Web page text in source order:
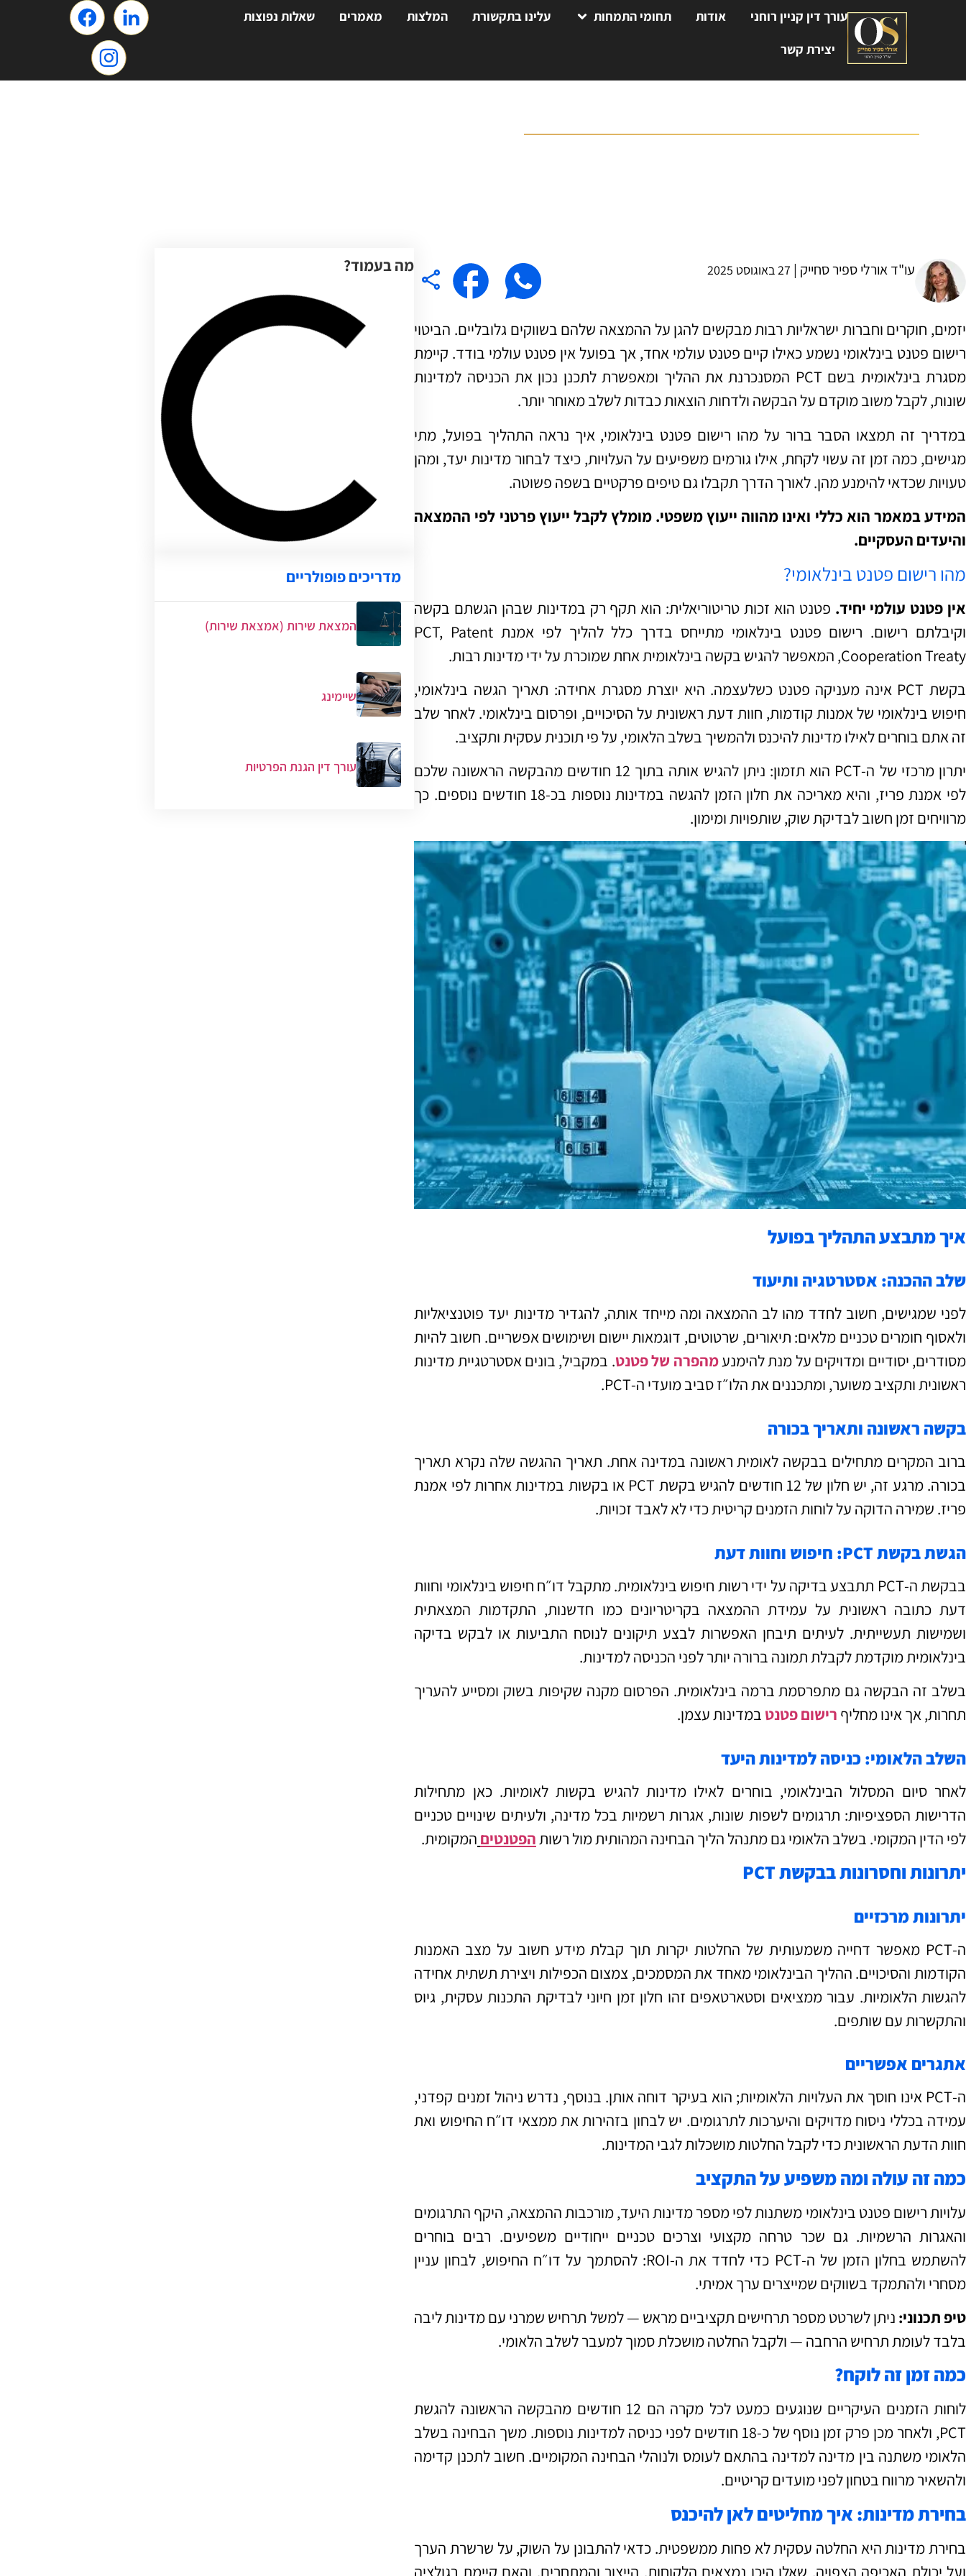
עורך דין קניין רוחני אודות תחומי התמחות עלינו בתקשורת המלצות מאמרים
שאלות נפוצות
יצירת קשר
עו"ד אורלי ספיר סחייק | 27 באוגוסט 2025
יזמים, חוקרים וחברות ישראליות רבות מבקשים להגן על ההמצאה שלהם בשווקים גלובליים. הביטוי
רישום פטנט בינלאומי נשמע כאילו קיים פטנט עולמי אחד, אך בפועל אין פטנט עולמי בודד. קיימת
מסגרת בינלאומית בשם PCT המסנכרנת את ההליך ומאפשרת לתכנן נכון את הכניסה למדינות
שונות, לקבל משוב מוקדם על הבקשה ולדחות הוצאות כבדות לשלב מאוחר יותר.
במדריך זה תמצאו הסבר ברור על מהו רישום פטנט בינלאומי, איך נראה התהליך בפועל, מתי
מגישים, כמה זמן זה עשוי לקחת, אילו גורמים משפיעים על העלויות, כיצד לבחור מדינות יעד, ומהן
טעויות שכדאי להימנע מהן. לאורך הדרך תקבלו גם טיפים פרקטיים בשפה פשוטה.
המידע במאמר הוא כללי ואינו מהווה ייעוץ משפטי. מומלץ לקבל ייעוץ פרטני לפי ההמצאה
והיעדים העסקיים.
מהו רישום פטנט בינלאומי?
אין פטנט עולמי יחיד. פטנט הוא זכות טריטוריאלית: הוא תקף רק במדינות שבהן הגשתם בקשה
וקיבלתם רישום. רישום פטנט בינלאומי מתייחס בדרך כלל להליך לפי אמנת PCT, Patent
Cooperation Treaty, המאפשר להגיש בקשה בינלאומית אחת שמוכרת על ידי מדינות רבות.
בקשת PCT אינה מעניקה פטנט כשלעצמה. היא יוצרת מסגרת אחידה: תאריך הגשה בינלאומי,
חיפוש בינלאומי של אמנות קודמות, חוות דעת ראשונית על הסיכויים, ופרסום בינלאומי. לאחר שלב
זה אתם בוחרים לאילו מדינות להיכנס ולהמשיך בשלב הלאומי, על פי תוכנית עסקית ותקציב.
יתרון מרכזי של ה‑PCT הוא תזמון: ניתן להגיש אותה בתוך 12 חודשים מהבקשה הראשונה שלכם
לפי אמנת פריז, והיא מאריכה את חלון הזמן להגשה במדינות נוספות בכ‑18 חודשים נוספים. כך
מרוויחים זמן חשוב לבדיקת שוק, שותפויות ומימון.
איך מתבצע התהליך בפועל
שלב ההכנה: אסטרטגיה ותיעוד
לפני שמגישים, חשוב לחדד מהו לב ההמצאה ומה מייחד אותה, להגדיר מדינות יעד פוטנציאליות
ולאסוף חומרים טכניים מלאים: תיאורים, שרטוטים, דוגמאות יישום ושימושים אפשריים. חשוב להיות
מסודרים, יסודיים ומדויקים על מנת להימנעמהפרה של פטנט. במקביל, בונים אסטרטגיית מדינות
ראשונית ותקציב משוער, ומתכננים את הלו״ז סביב מועדי ה‑PCT.
בקשה ראשונה ותאריך בכורה
ברוב המקרים מתחילים בבקשה לאומית ראשונה במדינה אחת. תאריך ההגשה שלה נקרא תאריך
בכורה. מרגע זה, יש חלון של 12 חודשים להגיש בקשת PCT או בקשות במדינות אחרות לפי אמנת
פריז. שמירה הדוקה על לוחות הזמנים קריטית כדי לא לאבד זכויות.
הגשת בקשת PCT: חיפוש וחוות דעת
בבקשת ה‑PCT תתבצע בדיקה על ידי רשות חיפוש בינלאומית. מתקבל דו״ח חיפוש בינלאומי וחוות
דעת כתובה ראשונית על עמידת ההמצאה בקריטריונים כמו חדשנות, התקדמות המצאתית
ושמישות תעשייתית. לעיתים תיבחן האפשרות לבצע תיקונים לנוסח התביעות או לבקש בדיקה
בינלאומית מוקדמת לקבלת תמונה ברורה יותר לפני הכניסה למדינות.
בשלב זה הבקשה גם מתפרסמת ברמה בינלאומית. הפרסום מקנה שקיפות בשוק ומסייע להעריך
תחרות, אך אינו מחליף רישום פטנט במדינות עצמן.
השלב הלאומי: כניסה למדינות היעד
לאחר סיום המסלול הבינלאומי, בוחרים לאילו מדינות להגיש בקשות לאומיות. כאן מתחילות
הדרישות הספציפיות: תרגומים לשפות שונות, אגרות רשמיות בכל מדינה, ולעיתים שינויים טכניים
לפי הדין המקומי. בשלב הלאומי גם מתנהל הליך הבחינה המהותית מול רשותהפטנטים המקומית.
יתרונות וחסרונות בבקשת PCT
יתרונות מרכזיים
ה‑PCT מאפשר דחייה משמעותית של החלטות יקרות תוך קבלת מידע חשוב על מצב האמנות
הקודמות והסיכויים. ההליך הבינלאומי מאחד את המסמכים, צמצום הכפילות ויצירת תשתית אחידה
להגשות הלאומיות. עבור ממציאים וסטארטאפים זהו חלון זמן חיוני לבדיקת התכנות עסקית, גיוס
והתקשרות עם שותפים.
אתגרים אפשריים
ה‑PCT אינו חוסך את העלויות הלאומיות; הוא בעיקר דוחה אותן. בנוסף, נדרש ניהול זמנים קפדני,
עמידה בכללי ניסוח מדויקים והיערכות לתרגומים. יש לבחון בזהירות את ממצאי דו״ח החיפוש ואת
חוות הדעת הראשונית כדי לקבל החלטות מושכלות לגבי המדינות.
כמה זה עולה ומה משפיע על התקציב
עלויות רישום פטנט בינלאומי משתנות לפי מספר מדינות היעד, מורכבות ההמצאה, היקף התרגומים
והאגרות הרשמיות. גם שכר טרחה מקצועי וצרכים טכניים ייחודיים משפיעים. רבים בוחרים
להשתמש בחלון הזמן של ה‑PCT כדי לחדד את ה‑ROI: להסתמך על דו״ח החיפוש, לבחון עניין
מסחרי ולהתמקד בשווקים שמייצרים ערך אמיתי.
טיפ תכנוני: ניתן לשרטט מספר תרחישים תקציביים מראש — למשל תרחיש שמרני עם מדינות ליבה
בלבד לעומת תרחיש הרחבה — ולקבל החלטה מושכלת סמוך למעבר לשלב הלאומי.
כמה זמן זה לוקח?
לוחות הזמנים העיקריים שנוגעים כמעט לכל מקרה הם 12 חודשים מהבקשה הראשונה להגשת
PCT, ולאחר מכן פרק זמן נוסף של כ‑18 חודשים לפני כניסה למדינות נוספות. משך הבחינה בשלב
הלאומי משתנה בין מדינה למדינה בהתאם לעומס ולנוהלי הבחינה המקומיים. חשוב לתכנן קדימה
ולהשאיר מרווח בטחון לפני מועדים קריטיים.
בחירת מדינות: איך מחליטים לאן להיכנס
בחירת מדינות היא החלטה עסקית לא פחות ממשפטית. כדאי להתבונן על השוק, על שרשרת הערך
ועל יכולת האכיפה הצפויה. שאלו היכן נמצאים הלקוחות, הייצור והמתחרים, והאם קיימת רגולציה
מה בעמוד?
מדריכים פופולריים
המצאת שירות (אמצאת שירות)
שיימינג
עורך דין הגנת הפרטיות